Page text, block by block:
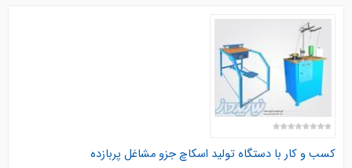
کسب و کار با دستگاهتولید اسکاچجزو مشاغل پربازده